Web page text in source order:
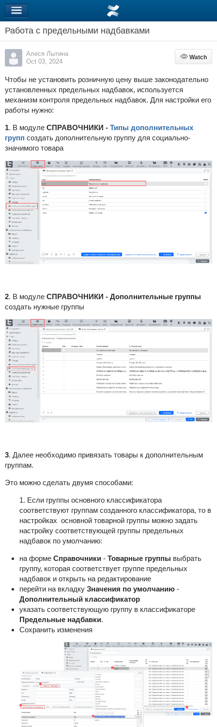
Работа с предельными надбавками
Алеся Лытина
Oct 03, 2024
Watch
Watch
Чтобы не установить розничную цену выше законодательно
установленных предельных надбавок, используется
механизм контроля предельных надбавок. Для настройки его
работы нужно:
1. В модуле СПРАВОЧНИКИ - Типы дополнительных
групп создать дополнительную группу для социально-
значимого товара
2. В модуле СПРАВОЧНИКИ - Дополнительные группы
создать нужные группы
3. Далее необходимо привязать товары к дополнительным
группам.
Это можно сделать двумя способами:
1. Если группы основного классификатора
соответствуют группам созданного классификатора, то в
настройках основной товарной группы можно задать
настройку соответствующей группы предельных
надбавок по умолчанию:
на форме Справочники - Товарные группы выбрать
группу, которая соответствует группе предельных
надбавок и открыть на редактирование
перейти на вкладку Значения по умолчанию -
Дополнительный классификатор
указать соответствующую группу в классификаторе
Предельные надбавки.
Сохранить изменения